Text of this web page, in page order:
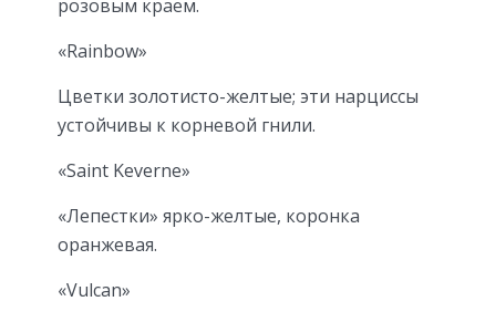
розовым краем.
«Rainbow»
Цветки золотисто-желтые; эти нарциссы
устойчивы к корневой гнили.
«Saint Keverne»
«Лепестки» яр­ко-желтые, коронка
оранжевая.
«Vulcan»